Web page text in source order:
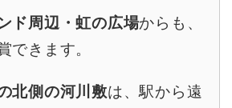
ド周辺・虹の広場からも、
できます。
北側の河川敷は、駅から遠